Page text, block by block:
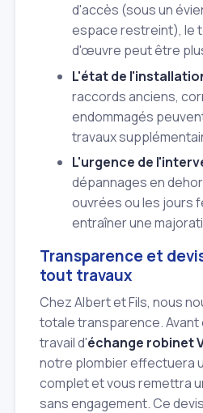
d'accès (sous un
espace restreint), le
d'œuvre peut être
L'état de
raccords anciens,
endommagés
travaux
L'urgence de
dépannages en
ouvrées ou les jours
entraîner une
Transparence et
tout travaux
Chez Albert et Fils, nous
totale transparence.
travail d'échange robinet
notre plombier effectuera
complet et vous remettra
sans engagement. Ce